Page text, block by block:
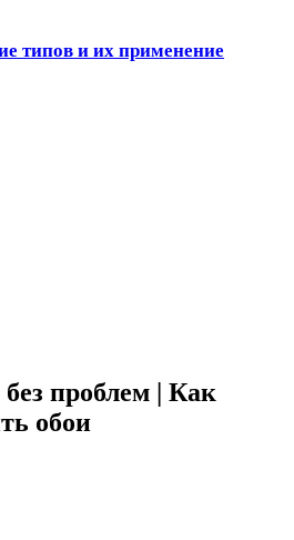
типов и их применение
проблем | Как
обои